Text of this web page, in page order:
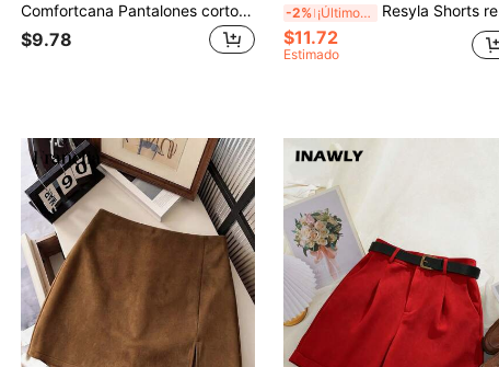
Comfortcana Pantalones cortos sólidos con cordón de mujer, pantalones cortos rojos versátiles para uso diario
$9.78
-2% ¡Últimos 3 días Resyla Shorts regulares de mujer con bordado de limón en el lateral y abertura, color amarillo best-seller
$11.72
Estimado